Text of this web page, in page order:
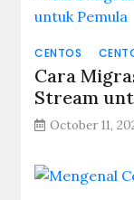
CENTOS
Cara
Stream
October 11,